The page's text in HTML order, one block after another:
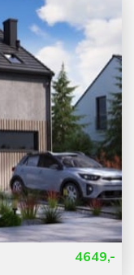
4649,-